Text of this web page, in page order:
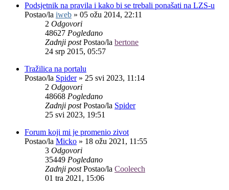
Podsjetnik na pravila i kako bi se trebali ponašati na LZS-u
Postao/la iweb » 05 ožu 2014, 22:11
2 Odgovori
48627 Pogledano
Zadnji postPostao/la bertone
24 srp 2015, 05:57
Tražilica na portalu
Postao/la Spider» 25 svi 2023, 11:14
2 Odgovori
48668 Pogledano
Zadnji postPostao/la Spider
25 svi 2023, 19:51
Forum koji mi je promenio zivot
Postao/la Micko » 18 ožu 2021, 11:55
3 Odgovori
35449 Pogledano
Zadnji postPostao/la Cooleech
01 tra 2021, 15:06